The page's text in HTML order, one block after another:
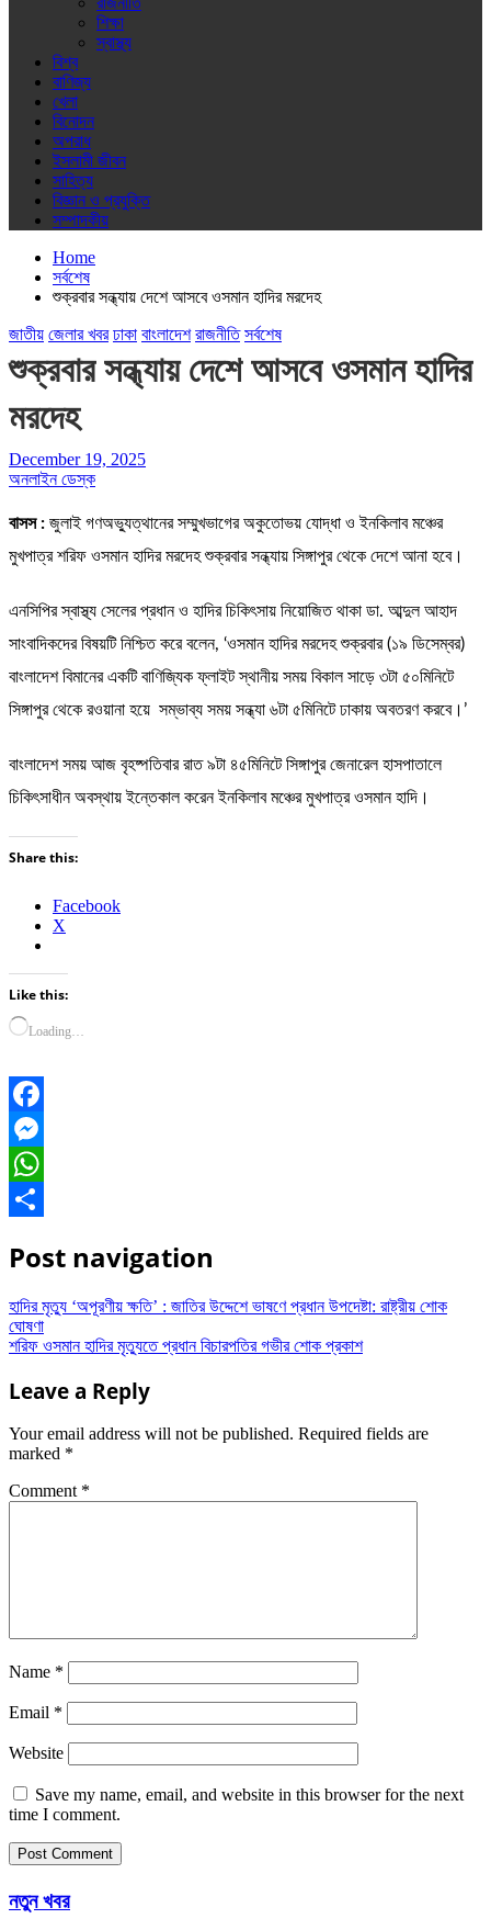
শিক্ষা
স্বাস্থ্য
বিশ্ব
বাণিজ্য
খেলা
বিনোদন
অপরাধ
ইসলামী জীবন
সাহিত্য
বিজ্ঞান ও প্রযুক্তি
সম্পাদকীয়
Home
সর্বশেষ
শুক্রবার সন্ধ্যায় দেশে আসবে ওসমান হাদির মরদেহ
জাতীয় জেলার খবর ঢাকা বাংলাদেশ রাজনীতি সর্বশেষ
শুক্রবার সন্ধ্যায় দেশে আসবে ওসমান হাদির
মরদেহ
December 19, 2025
অনলাইন ডেস্ক
বাসস : জুলাই গণঅভ্যুত্থানের সম্মুখভাগের অকুতোভয় যোদ্ধা ও ইনকিলাব মঞ্চের
মুখপাত্র শরিফ ওসমান হাদির মরদেহ শুক্রবার সন্ধ্যায় সিঙ্গাপুর থেকে দেশে আনা হবে।
এনসিপির স্বাস্থ্য সেলের প্রধান ও হাদির চিকিৎসায় নিয়োজিত থাকা ডা. আব্দুল আহাদ
সাংবাদিকদের বিষয়টি নিশ্চিত করে বলেন, ‘ওসমান হাদির মরদেহ শুক্রবার (১৯ ডিসেম্বর)
বাংলাদেশ বিমানের একটি বাণিজ্যিক ফ্লাইট স্থানীয় সময় বিকাল সাড়ে ৩টা ৫০মিনিটে
সিঙ্গাপুর থেকে রওয়ানা হয়ে সম্ভাব্য সময় সন্ধ্যা ৬টা ৫মিনিটে ঢাকায় অবতরণ করবে।’
বাংলাদেশ সময় আজ বৃহষ্পতিবার রাত ৯টা ৪৫মিনিটে সিঙ্গাপুর জেনারেল হাসপাতালে
চিকিৎসাধীন অবস্থায় ইন্তেকাল করেন ইনকিলাব মঞ্চের মুখপাত্র ওসমান হাদি।
Share this:
Facebook
X
Like this:
Loading…
Facebook
Messenger
WhatsApp
Post navigation
হাদির মৃত্যু ‘অপূরণীয় ক্ষতি’ : জাতির উদ্দেশে ভাষণে প্রধান উপদেষ্টা: রাষ্ট্রীয় শোক
ঘোষণা
শরিফ ওসমান হাদির মৃত্যুতে প্রধান বিচারপতির গভীর শোক প্রকাশ
Leave a Reply
Your email address will not be published. Required fields are
marked *
Comment *
Name *
Email *
Website
Save my name, email, and website in this browser for the next
time I comment.
নতুন খবর